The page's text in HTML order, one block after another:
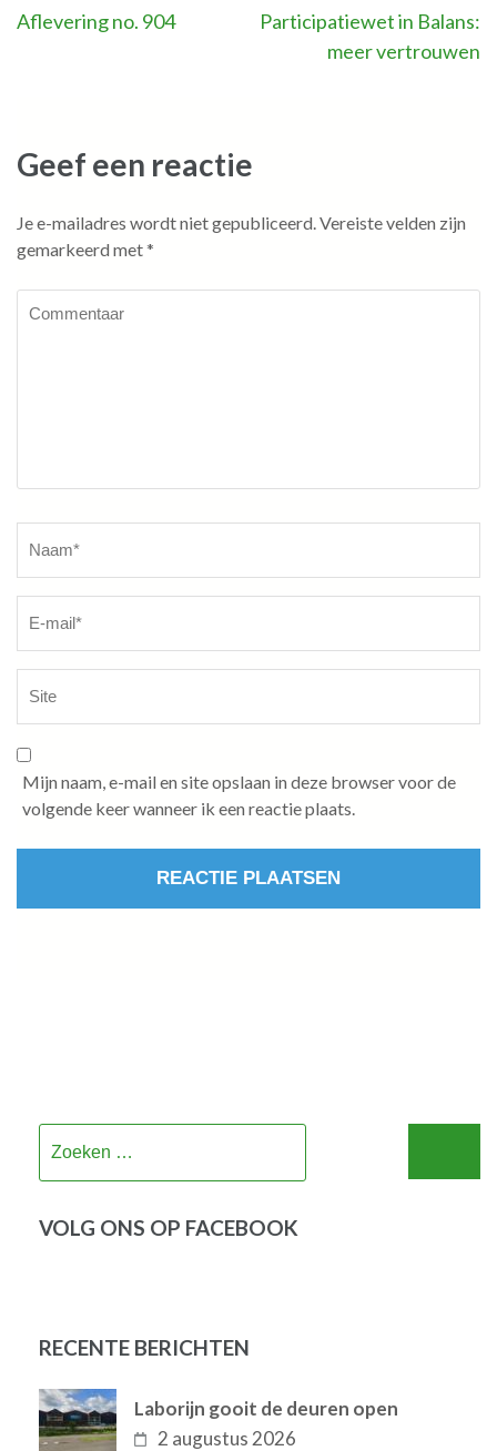
Bericht
Aflevering no. 904
Participatiewet in Balans:
meer vertrouwen
Geef een reactie
Je e-mailadres wordt niet gepubliceerd. Vereiste velden zijn
gemarkeerd met*
Mijn naam, e-mail en site opslaan in deze browser voor de
volgende keer wanneer ik een reactie plaats.
VOLG ONS OP FACEBOOK
RECENTE BERICHTEN
Laborijn gooit de deuren open
2 augustus 2026